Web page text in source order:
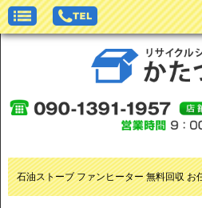
石油ストーブ ファンヒーター 無料回収 お